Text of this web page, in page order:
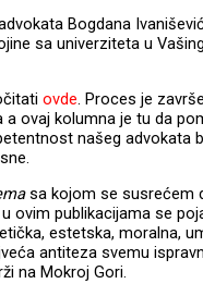
Bogdana
sa univerziteta u
ovde. Proces je
ovaj kolumna je tu da
našeg advokata
sa kojom se susrećem
ovim publikacijama se
estetska, moralna,
antiteza svemu
na Mokroj Gori.